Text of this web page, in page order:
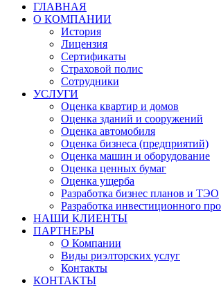
ГЛАВНАЯ
О КОМПАНИИ
История
Лицензия
Сертификаты
Страховой полис
Сотрудники
УСЛУГИ
Оценка квартир и домов
Оценка зданий и сооружений
Оценка автомобиля
Оценка бизнеса (предприятий)
Оценка машин и оборудование
Оценка ценных бумаг
Оценка ущерба
Разработка бизнес планов и ТЭО
Разработка инвестиционного
НАШИ КЛИЕНТЫ
ПАРТНЕРЫ
О Компании
Виды риэлторских услуг
Контакты
КОНТАКТЫ